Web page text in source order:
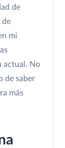
de
de
mi
actual. No
de saber
más